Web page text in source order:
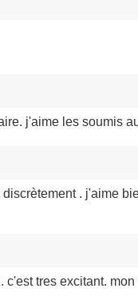
j'aime les soumis
. j'aime
tres excitant.